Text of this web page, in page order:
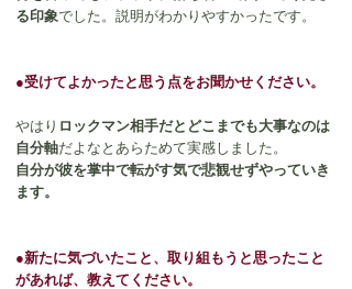
る印象でした。説明がわかりやすかったです。
●受けてよかったと思う点をお聞かせください。
やはり ロックマン相手だとどこまでも大事なのは
自分軸だよなとあらためて実感しました。
自分が彼を掌中で転がす気で悲観せずやっていき
ます。
●新たに気づいたこと、取り組もうと思ったこと
があれば、教えてください。